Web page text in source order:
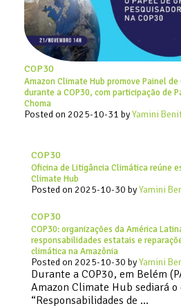
COP30
Amazon Climate Hub promove Painel
durante a COP30, com participação de
Choma
Posted on 2025-10-31 byYamini
COP30
Oficina de Litigância Climática reúne
Climate Hub
Posted on 2025-10-30 byYamini
COP30
COP30: organizações da América
responsabilidades estatais e
climática na Amazônia
Posted on 2025-10-30 byYamini
Durante a COP30, em Belém
Amazon Climate Hub sediará o
“Responsabilidades de …